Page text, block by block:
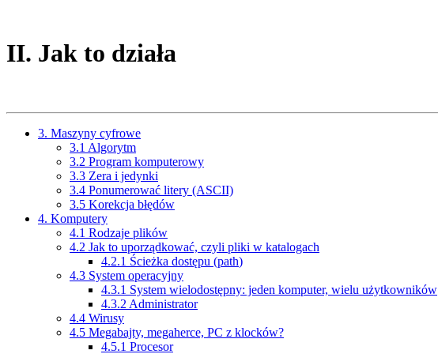
II. Jak to działa
3. Maszyny cyfrowe
3.1 Algorytm
3.2 Program komputerowy
3.3 Zera i jedynki
3.4 Ponumerować litery (ASCII)
3.5 Korekcja błędów
4. Komputery
4.1 Rodzaje plików
4.2 Jak to uporządkować, czyli pliki w katalogach
4.2.1 Ścieżka dostępu (path)
4.3 System operacyjny
4.3.1 System wielodostępny: jeden komputer, wielu użytkowników
4.3.2 Administrator
4.4 Wirusy
4.5 Megabajty, megaherce, PC z klocków?
4.5.1 Procesor